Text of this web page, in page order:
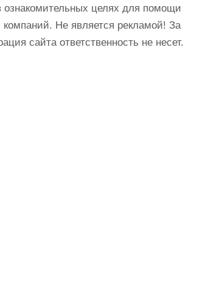
целях для помощи
Не является рекламой! За
сайта ответственность не несет.